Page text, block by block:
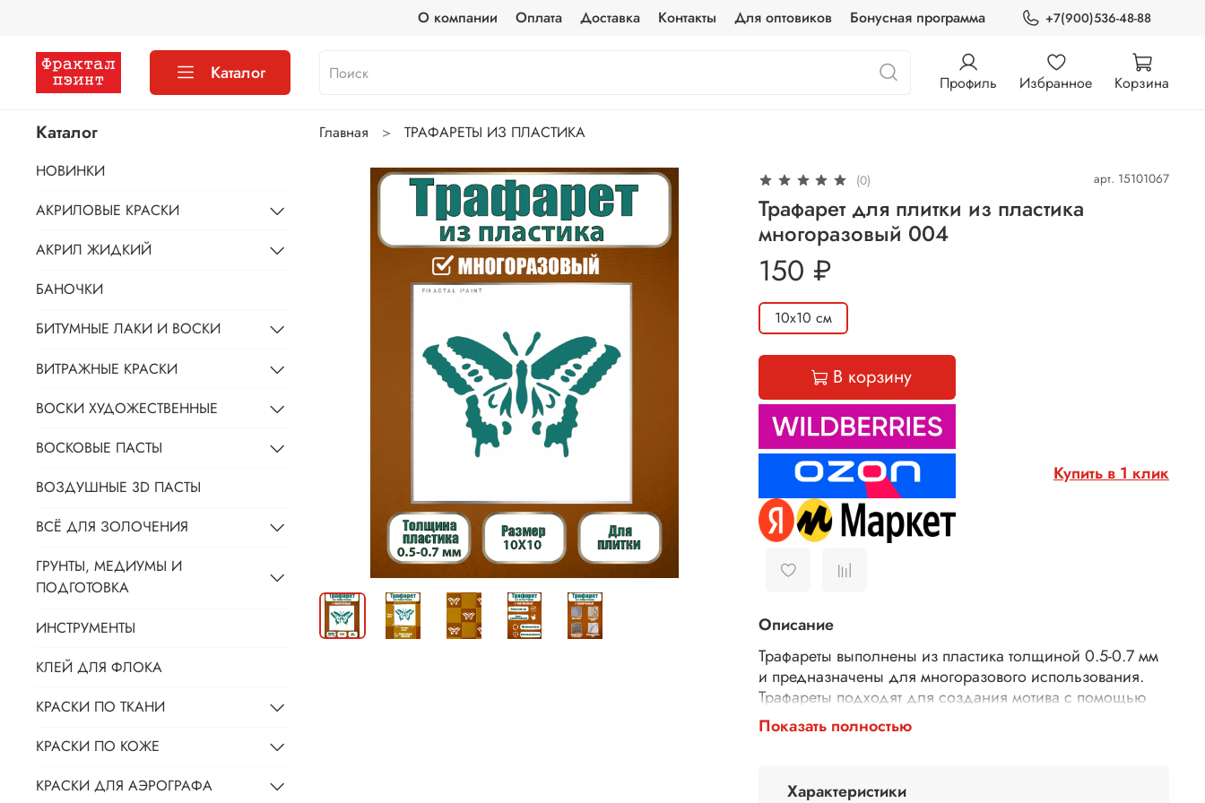
О компании Оплата Доставка Контакты Для оптовиков Бонусная программа +7(900)536-48-88
Каталог Профиль Избранное Корзина
Главная ТРАФАРЕТЫ ИЗ ПЛАСТИКА
(0) арт. 15101067
Трафарет для плитки из пластика
многоразовый 004
150 ₽
10х10 см
В корзину
Купить в 1 клик
Описание
Трафареты выполнены из пластика толщиной 0.5-0.7 мм
и предназначены для многоразового использования.
Трафареты подходят для создания мотива с помощью
текстурных паст, 3D геля, декоративной штукатурки,
шпатлевки. Трафареты подходят для декора различных
панно), использования в технике декупаж и скрапбукинг.
Показать полностью
Характеристики
Каталог
НОВИНКИ
АКРИЛОВЫЕ КРАСКИ
АКРИЛ ЖИДКИЙ
БАНОЧКИ
БИТУМНЫЕ ЛАКИ И ВОСКИ
ВИТРАЖНЫЕ КРАСКИ
ВОСКИ ХУДОЖЕСТВЕННЫЕ
ВОСКОВЫЕ ПАСТЫ
ВОЗДУШНЫЕ 3D ПАСТЫ
ВСЁ ДЛЯ ЗОЛОЧЕНИЯ
ГРУНТЫ, МЕДИУМЫ И
ПОДГОТОВКА
ИНСТРУМЕНТЫ
КЛЕЙ ДЛЯ ФЛОКА
КРАСКИ ПО ТКАНИ
КРАСКИ ПО КОЖЕ
КРАСКИ ДЛЯ АЭРОГРАФА